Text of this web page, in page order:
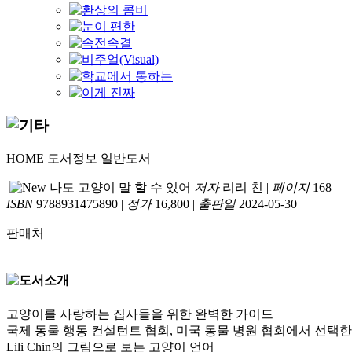
HOME 도서정보 일반도서
나도 고양이 말 할 수 있어 저자리리 친 | 페이지168
ISBN9788931475890 | 정가16,800 | 출판일2024-05-30
판매처
고양이를 사랑하는 집사들을 위한 완벽한 가이드
국제 동물 행동 컨설턴트 협회, 미국 동물 병원 협회에서 선택
Lili Chin의 그림으로 보는 고양이 언어